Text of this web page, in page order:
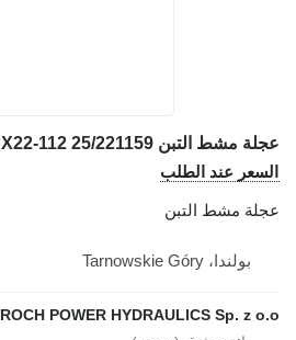
السعر عند الطلب
عجلة مشط التبن
بولندا، Tarnowskie Góry
ROCH POWER HYDRAULICS Sp. z o.o.